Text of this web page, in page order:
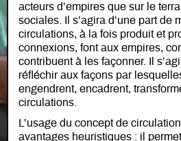
acteurs d’empires que sur le
sociales. Il s’agira d’une part de
circulations, à la fois produit et
connexions, font aux empires,
contribuent à les façonner. Il
réfléchir aux façons par
engendrent, encadrent,
circulations.
L’usage du concept de
avantages heuristiques : il